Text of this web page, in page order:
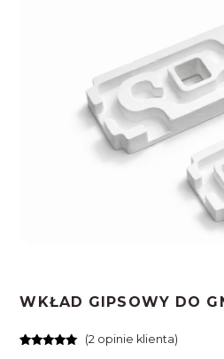
WKŁAD GIPSOWY DO
(2opinie klienta)